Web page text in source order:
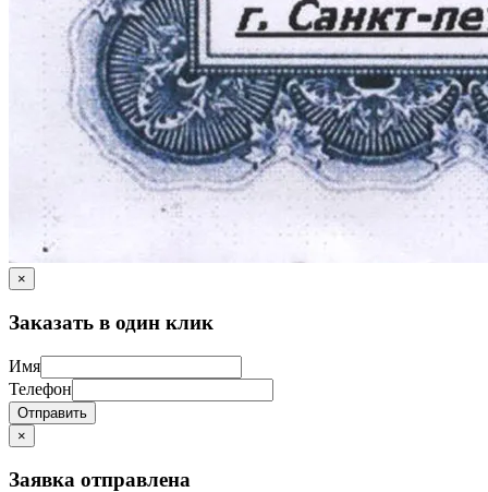
×
Заказать в один клик
Имя
Телефон
Отправить
×
Заявка отправлена